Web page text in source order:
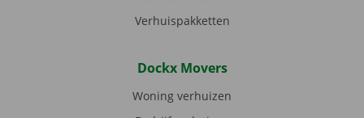
Verhuispakketten
Dockx Movers
Woning verhuizen